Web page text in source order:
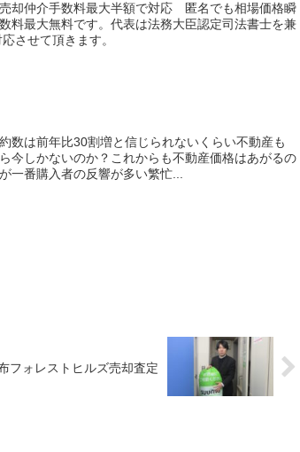
却仲介手数料最大半額で対応 匿名でも相場価格瞬
最大無料です。代表は法務大臣認定司法書士を兼
させて頂きます。
数は前年比30割増と信じられないくらい不動産も
今しかないのか？これからも不動産価格はあがるの
一番購入者の反響が多い繁忙...
フォレストヒルズ売却査定